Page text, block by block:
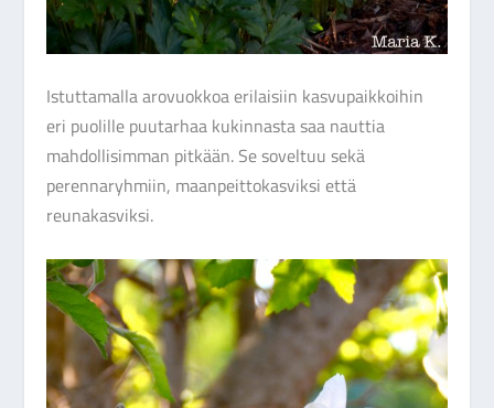
Istuttamalla arovuokkoa erilaisiin kasvupaikkoihin
eri puolille puutarhaa kukinnasta saa nauttia
mahdollisimman pitkään. Se soveltuu sekä
perennaryhmiin, maanpeittokasviksi että
reunakasviksi.